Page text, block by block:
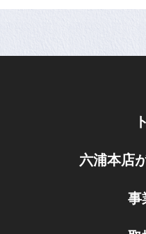
六浦本店
事